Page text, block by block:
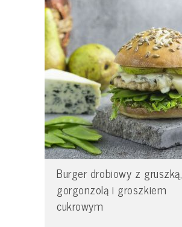
Burger drobiowy z gruszką,
gorgonzolą i groszkiem
cukrowym